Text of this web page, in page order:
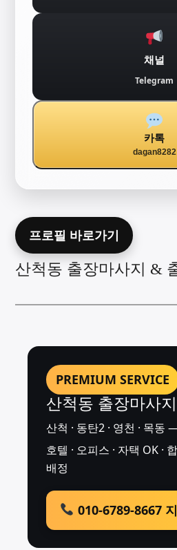
채널
Telegram
카톡
dagan8282
프로필 바로가기
산척동 출장마사지 &
PREMIUM SERVICE
산척동 출장마사
산척 · 동탄2 · 영천 · 목동
호텔 · 오피스 · 자택 OK ·
배정
010-6789-8667